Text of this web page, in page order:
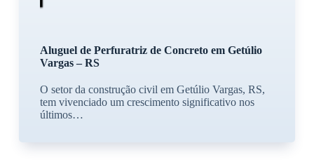
Aluguel de Perfuratriz de Concreto em Getúlio
Vargas – RS
O setor da construção civil em Getúlio Vargas, RS,
tem vivenciado um crescimento significativo nos
últimos…